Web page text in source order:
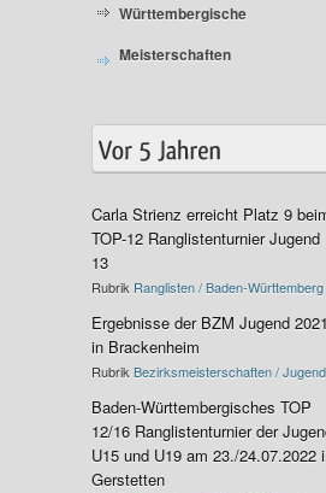
Württembergische
Meisterschaften
Carla Strienz erreicht Platz 9
TOP-12 Ranglistenturnier Jugend
13
Rubrik Ranglisten / Baden-Württemberg
Ergebnisse der BZM Jugend
in Brackenheim
RubrikBezirksmeisterschaften / Jugend
Baden-Württembergisches TOP
12/16 Ranglistenturnier der
U15 und U19 am 23./24.07.2022
Gerstetten